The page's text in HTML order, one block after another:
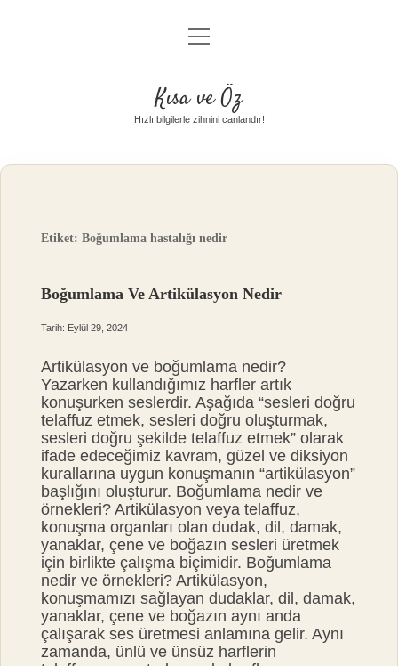
Anasayfa
Yasal Uyarı
menüyü
aç
Kısa ve Öz
Hızlı bilgilerle zihnini canlandır!
Etiket:Boğumlama hastalığı nedir
Boğumlama Ve Artikülasyon Nedir
Tarih: Eylül 29, 2024
Artikülasyon ve boğumlama nedir?
Yazarken kullandığımız harfler artık
konuşurken seslerdir. Aşağıda “sesleri doğru
telaffuz etmek, sesleri doğru oluşturmak,
sesleri doğru şekilde telaffuz etmek” olarak
ifade edeceğimiz kavram, güzel ve diksiyon
kurallarına uygun konuşmanın “artikülasyon”
başlığını oluşturur. Boğumlama nedir ve
örnekleri? Artikülasyon veya telaffuz,
konuşma organları olan dudak, dil, damak,
yanaklar, çene ve boğazın sesleri üretmek
için birlikte çalışma biçimidir. Boğumlama
nedir ve örnekleri? Artikülasyon,
konuşmamızı sağlayan dudaklar, dil, damak,
yanaklar, çene ve boğazın aynı anda
çalışarak ses üretmesi anlamına gelir. Aynı
zamanda, ünlü ve ünsüz harflerin